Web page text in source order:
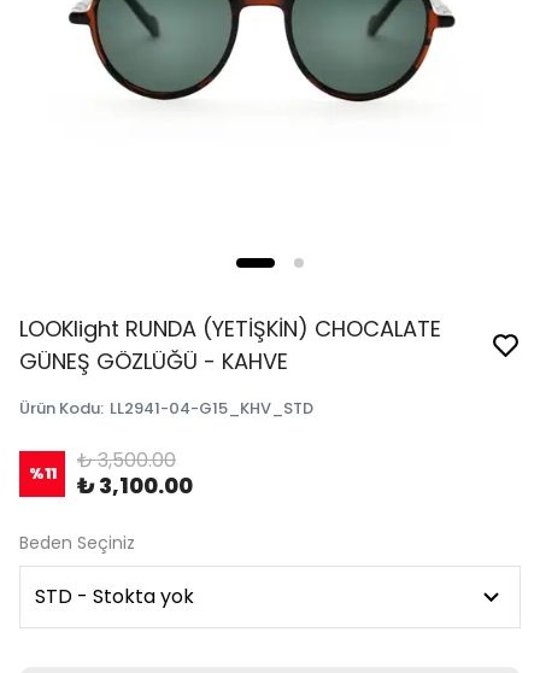
LOOKlight RUNDA (YETİŞKİN) CHOCALATE
GÜNEŞ GÖZLÜĞÜ - KAHVE
Ürün Kodu: LL2941-04-G15_KHV_STD
%11 ₺ 3,500.00
₺ 3,100.00
Beden Seçiniz